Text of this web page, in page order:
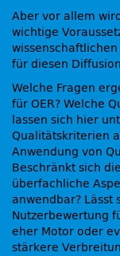
Aber vor allem
wichtige
für diesen
Welche Fragen
für OER? Welche
lassen sich hier
Qualitätskriterien
Anwendung von
Beschränkt sich
überfachliche
anwendbar? Lässt
Nutzerbewertung
eher Motor oder
stärkere